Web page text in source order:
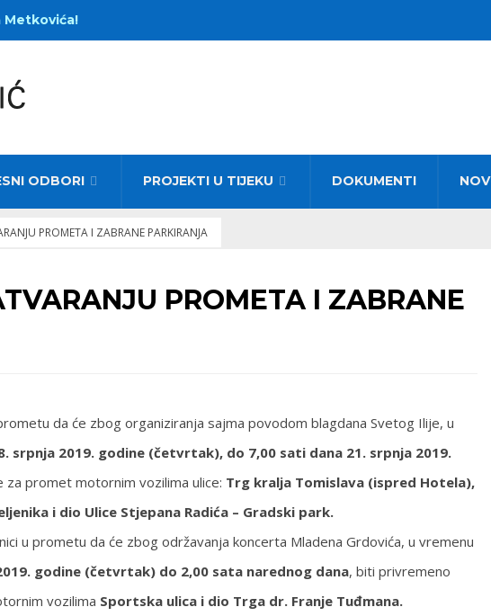
Metkovića!
ODBORI PROJEKTI U TIJEKU DOKUMENTI
PROMETA I ZABRANE PARKIRANJA
PROMETA I ZABRANE
da će zbog organiziranja sajma povodom blagdana Svetog Ilije, u
srpnja 2019. godine (četvrtak), do 7,00 sati dana 21. srpnja 2019.
promet motornim vozilima ulice: Trg kralja Tomislava (ispred Hotela),
i dio Ulice Stjepana Radića – Gradski park.
u prometu da će zbog održavanja koncerta Mladena Grdovića, u vremenu
godine (četvrtak) do 2,00 sata narednog dana, biti privremeno
vozilima Sportska ulica i dio Trga dr. Franje Tuđmana.